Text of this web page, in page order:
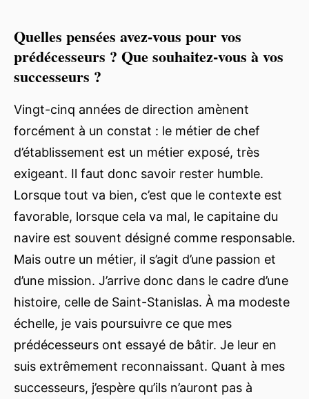
Quelles pensées avez-vous pour vos
prédécesseurs ? Que souhaitez-vous à vos
successeurs ?
Vingt-cinq années de direction amènent
forcément à un constat : le métier de chef
d’établissement est un métier exposé, très
exigeant. Il faut donc savoir rester humble.
Lorsque tout va bien, c’est que le contexte est
favorable, lorsque cela va mal, le capitaine du
navire est souvent désigné comme responsable.
Mais outre un métier, il s’agit d’une passion et
d’une mission. J’arrive donc dans le cadre d’une
histoire, celle de Saint-Stanislas. À ma modeste
échelle, je vais poursuivre ce que mes
prédécesseurs ont essayé de bâtir. Je leur en
suis extrêmement reconnaissant. Quant à mes
successeurs, j’espère qu’ils n’auront pas à